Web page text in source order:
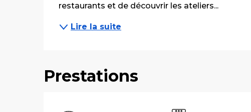
restaurants et de découvrir les ateliers...
Lire la suite
Prestations